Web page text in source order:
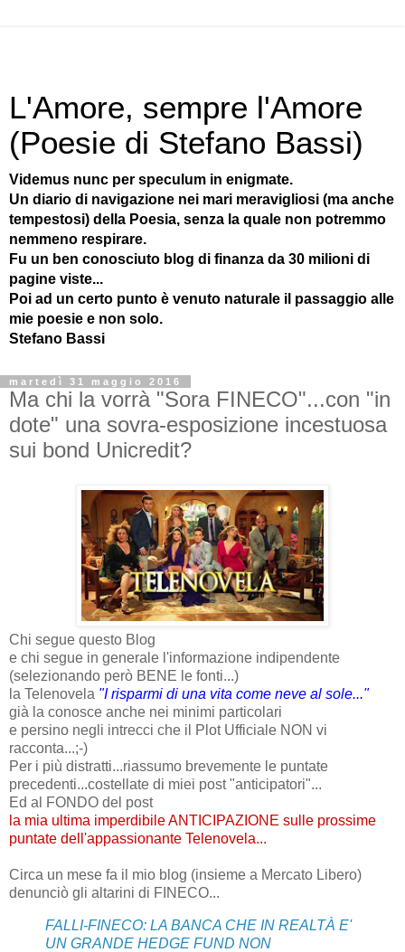
L'Amore, sempre l'Amore
(Poesie di Stefano Bassi)
Videmus nunc per speculum in enigmate.
Un diario di navigazione nei mari meravigliosi (ma anche
tempestosi) della Poesia, senza la quale non potremmo
nemmeno respirare.
Fu un ben conosciuto blog di finanza da 30 milioni di
pagine viste...
Poi ad un certo punto è venuto naturale il passaggio alle
mie poesie e non solo.
Stefano Bassi
martedì 31 maggio 2016
Ma chi la vorrà "Sora FINECO"...con "in
dote" una sovra-esposizione incestuosa
sui bond Unicredit?
Chi segue questo Blog
e chi segue in generale l'informazione indipendente
(selezionando però BENE le fonti...)
la Telenovela "I risparmi di una vita come neve al sole..."
già la conosce anche nei minimi particolari
e persino negli intrecci che il Plot Ufficiale NON vi
racconta...;-)
Per i più distratti...riassumo brevemente le puntate
precedenti...costellate di miei post "anticipatori"...
Ed al FONDO del post
la mia ultima imperdibile ANTICIPAZIONE sulle prossime
puntate dell'appassionante Telenovela...
Circa un mese fa il mio blog (insieme a Mercato Libero)
denunciò gli altarini di FINECO...
FALLI-FINECO: LA BANCA CHE IN REALTÀ E'
UN GRANDE HEDGE FUND NON